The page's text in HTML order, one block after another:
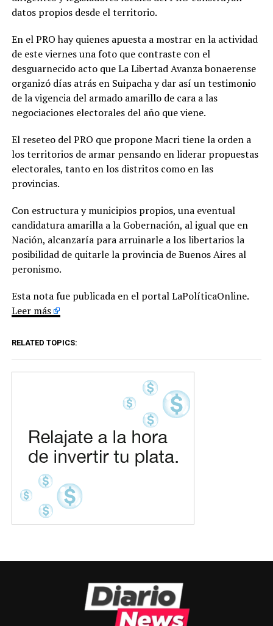
datos propios desde el territorio.
En el PRO hay quienes apuesta a mostrar en la actividad
de este viernes una foto que contraste con el
desguarnecido acto que La Libertad Avanza bonaerense
organizó días atrás en Suipacha y dar así un testimonio
de la vigencia del armado amarillo de cara a las
negociaciones electorales del año que viene.
El reseteo del PRO que propone Macri tiene la orden a
los territorios de armar pensando en liderar propuestas
electorales, tanto en los distritos como en las
provincias.
Con estructura y municipios propios, una eventual
candidatura amarilla a la Gobernación, al igual que en
Nación, alcanzaría para arruinarle a los libertarios la
posibilidad de quitarle la provincia de Buenos Aires al
peronismo.
Esta nota fue publicada en el portal LaPolíticaOnline.
Leer más
RELATED TOPICS: